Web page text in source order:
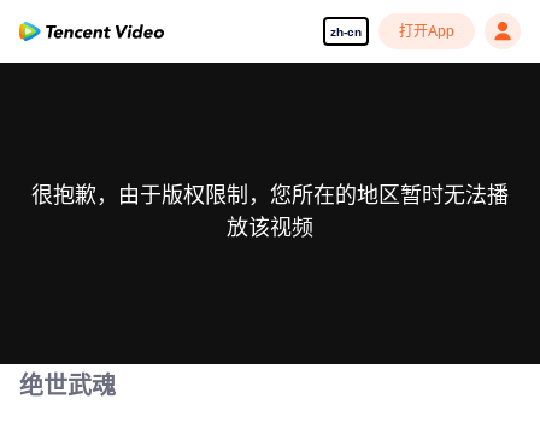
zh-cn 打开App
很抱歉，由于版权限制，您所在的地区暂时无法播
放该视频
绝世武魂